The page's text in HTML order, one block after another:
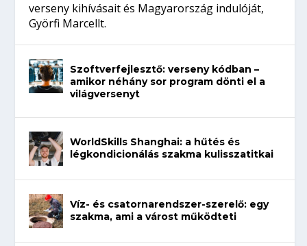
verseny kihívásait és Magyarország indulóját,
Györfi Marcellt.
Szoftverfejlesztő: verseny kódban –
amikor néhány sor program dönti el a
világversenyt
WorldSkills Shanghai: a hűtés és
légkondicionálás szakma kulisszatitkai
Víz- és csatornarendszer-szerelő: egy
szakma, ami a várost működteti